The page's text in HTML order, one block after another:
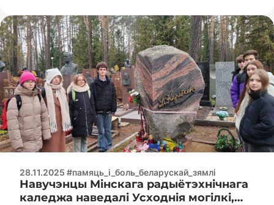
28.11.2025 #памяць_і_боль_беларускай_зямлі
Навучэнцы Мінскага радыётэхнічнага
каледжа наведалі Усходнія могілкі,